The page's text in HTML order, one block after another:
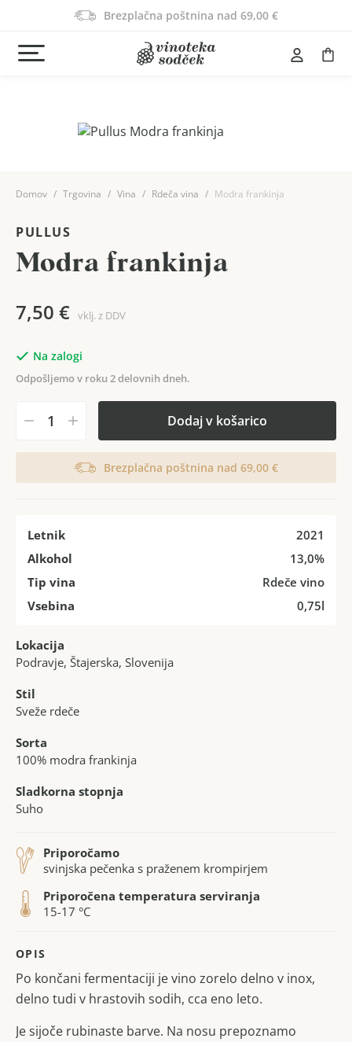
Brezplačna poštnina nad 69,00 €
Domov Trgovina Vina Rdeča vina Modra frankinja
PULLUS
Modra frankinja
7,50 € vklj. z DDV
Na zalogi
Odpošljemo v roku 2 delovnih dneh.
Dodaj v košarico
Brezplačna poštnina nad 69,00 €
Letnik
2021
Alkohol
13,0%
Tip vina
Rdeče vino
Vsebina
0,75l
Lokacija
Podravje, Štajerska, Slovenija
Stil
Sveže rdeče
Sorta
100% modra frankinja
Sladkorna stopnja
Suho
Priporočamo
svinjska pečenka s praženem krompirjem
Priporočena temperatura serviranja
15-17 °C
OPIS
Po končani fermentaciji je vino zorelo delno v inox,
delno tudi v hrastovih sodih, cca eno leto.
Je sijoče rubinaste barve. Na nosu prepoznamo